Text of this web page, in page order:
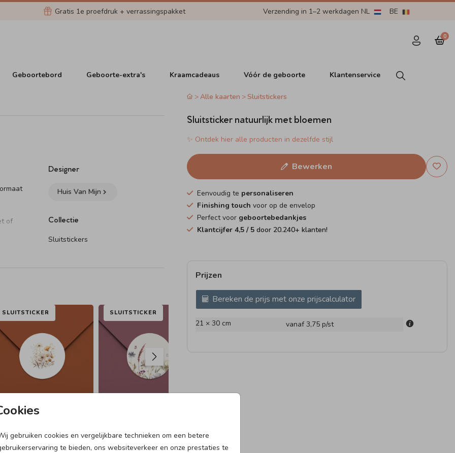
Gratis 1e proefdruk + verrassingspakket Verzending in 1–2 werkdagen NL BE
0
Geboortebord Geboorte-extra's Kraamcadeaus Vóór de geboorte Klantenservice
gebruiken cookies en vergelijkbare technieken om een betere
te bieden, ons websiteverkeer en onze prestaties te
of
Designer
Huis Van Mijn
Collectie
Sluitstickers
SLUITSTICKER SLUITSTICKER
ZIGZAG
Alle kaarten Sluitstickers
Sluitsticker natuurlijk met bloemen
✨ Ontdek hier alle producten in dezelfde stijl
Bewerken
Eenvoudig te personaliseren
Finishing touch voor op de envelop
Perfect voor geboortebedankjes
Klantcijfer 4,5/ 5door 20.240+ klanten!
Prijzen
Bereken de prijs met onze prijscalculator
21 × 30 cm vanaf 3,75 p/st